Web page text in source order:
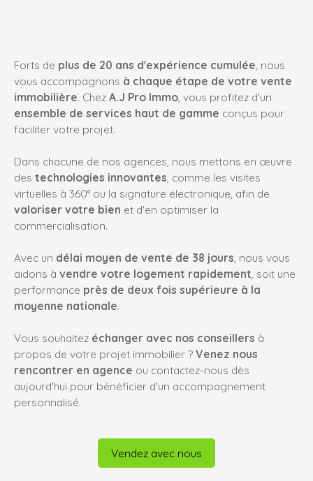
Forts de plus de 20 ans d'expérience cumulée, nous
vous accompagnons à chaque étape de votre vente
immobilière. Chez A.J Pro Immo, vous profitez d'un
ensemble de services haut de gamme conçus pour
faciliter votre projet.
Dans chacune de nos agences, nous mettons en œuvre
des technologies innovantes, comme les visites
virtuelles à 360° ou la signature électronique, afin de
valoriser votre bien et d'en optimiser la
commercialisation.
Avec un délai moyen de vente de 38 jours, nous vous
aidons à vendre votre logement rapidement, soit une
performance près de deux fois supérieure à la
moyenne nationale.
Vous souhaitez échanger avec nos conseillers à
propos de votre projet immobilier ? Venez nous
rencontrer en agence ou contactez-nous dès
aujourd'hui pour bénéficier d'un accompagnement
personnalisé.
Vendez avec nous